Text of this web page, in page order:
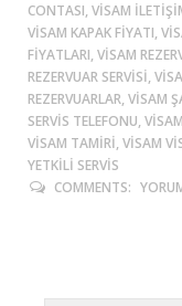
CONTASI, VISAM
VISAM KAPAK FIYATI,
FIYATLARI, VISAM
REZERVUAR SERVISI,
REZERVUARLAR, VISAM
SERVIS TELEFONU,
VISAM TAMIRI, VISAM
YETKILI SERVIS
COMMENTS: